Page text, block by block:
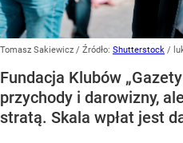
Tomasz Sakiewicz / Źródło: Shutterstock /
Fundacja Klubów
przychody i darowizny,
stratą. Skala wpłat jest